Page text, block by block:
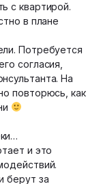
с квартирой.
в плане
Потребуется
согласия,
На
повторюсь, как
и это
берут за